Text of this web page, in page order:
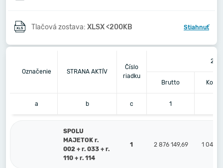
Tlačová zostava: XLSX <200KB Stiahnuť
Označenie STRANA AKTÍV
Číslo
riadku
Brutto
a b c 1
SPOLU
MAJETOK r.
002 + r. 033 + r.
110 + r. 114
1 2 876 149,69 1 047